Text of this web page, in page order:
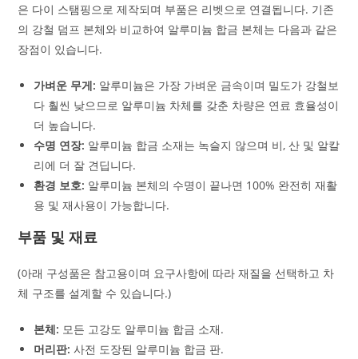
은 다이 스탬핑으로 제작되며 부품은 리벳으로 연결됩니다. 기존
의 강철 덤프 본체와 비교하여 알루미늄 합금 본체는 다음과 같은
장점이 있습니다.
가벼운 무게: 알루미늄은 가장 가벼운 금속이며 밀도가 강철보
다 훨씬 낮으므로 알루미늄 차체를 갖춘 차량은 연료 효율성이
더 높습니다.
수명 연장: 알루미늄 합금 소재는 녹슬지 않으며 비, 산 및 알칼
리에 더 잘 견딥니다.
환경 보호: 알루미늄 본체의 수명이 끝나면 100% 완전히 재활
용 및 재사용이 가능합니다.
부품 및 재료
(아래 구성품은 참고용이며 요구사항에 따라 재질을 선택하고 차
체 구조를 설계할 수 있습니다.)
본체: 모든 고강도 알루미늄 합금 소재.
머리판: 사전 도장된 알루미늄 합금 판.